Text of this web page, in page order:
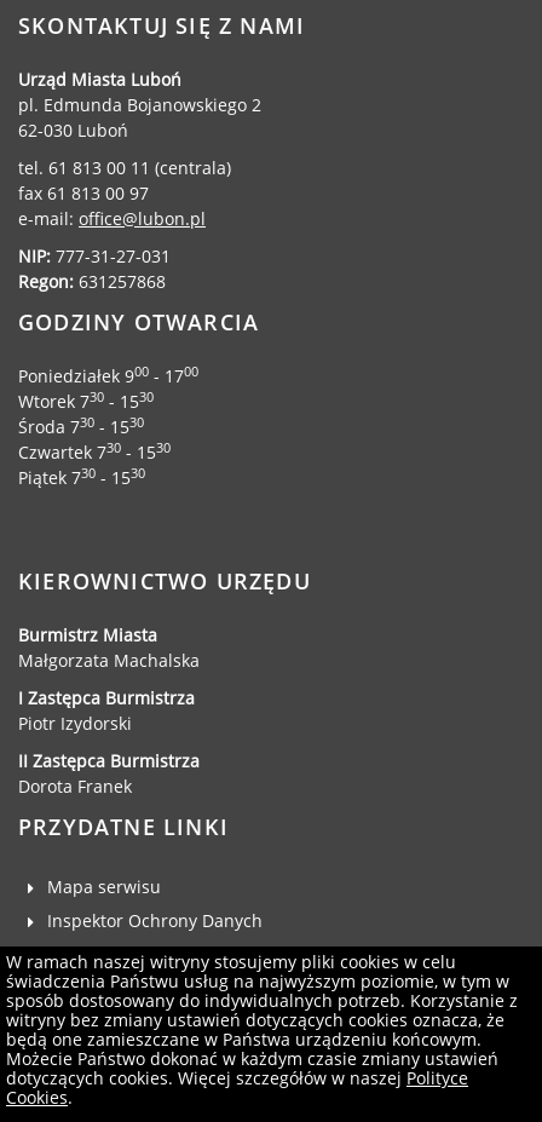
SKONTAKTUJ SIĘ Z NAMI
Urząd Miasta Luboń
pl. Edmunda Bojanowskiego 2
62-030 Luboń
tel. 61 813 00 11 (centrala)
fax 61 813 00 97
e-mail: office@lubon.pl
NIP: 777-31-27-031
Regon: 631257868
GODZINY OTWARCIA
Poniedziałek 900 - 1700
Wtorek 730 - 1530
Środa 730 - 1530
Czwartek 730 - 1530
Piątek 730 - 1530
KIEROWNICTWO URZĘDU
Burmistrz Miasta
Małgorzata Machalska
I Zastępca Burmistrza
Piotr Izydorski
II Zastępca Burmistrza
Dorota Franek
PRZYDATNE LINKI
Mapa serwisu
Inspektor Ochrony Danych
Deklaracja dostępności
Klauzula RODO
Zgłoś uwagi
Administrator serwisu
Newsletter
W ramach naszej witryny stosujemy pliki cookies w celu
świadczenia Państwu usług na najwyższym poziomie, w tym w
sposób dostosowany do indywidualnych potrzeb. Korzystanie z
witryny bez zmiany ustawień dotyczących cookies oznacza, że
będą one zamieszczane w Państwa urządzeniu końcowym.
Możecie Państwo dokonać w każdym czasie zmiany ustawień
dotyczących cookies. Więcej szczegółów w naszej Polityce
Cookies.